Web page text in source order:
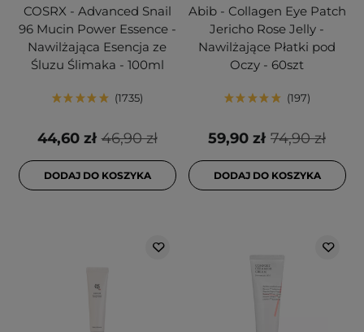
COSRX - Advanced Snail
96 Mucin Power Essence -
Nawilżająca Esencja ze
Śluzu Ślimaka - 100ml
1735
46,90 zł
44,60 zł
DODAJ DO KOSZYKA
Abib - Collagen Eye Patch
Jericho Rose Jelly -
Nawilżające Płatki pod
Oczy - 60szt
197
74,90 zł
59,90 zł
DODAJ DO KOSZYKA